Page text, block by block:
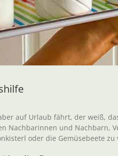
auf Urlaub fährt, der weiß,
Nachbarinnen und Nachbarn,
oder die Gemüsebeete zu